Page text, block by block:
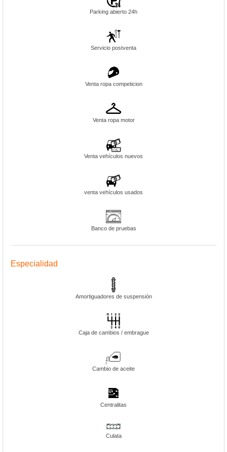
Parking abierto 24h
Servicio postventa
Venta ropa competicion
Venta ropa motor
Venta vehículos nuevos
venta vehículos usados
Banco de pruebas
Especialidad
Amortiguadores de suspensión
Caja de cambios / embrague
Cambio de aceite
Centralitas
Culata